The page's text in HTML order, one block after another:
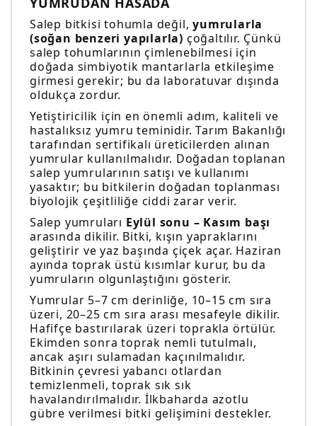
Salep bitkisi tohumla değil,yumrularla
(soğan benzeri yapılarla) çoğaltılır. Çünkü
salep tohumlarının çimlenebilmesi için
doğada simbiyotik mantarlarla etkileşime
girmesi gerekir; bu da laboratuvar dışında
oldukça zordur.
Yetiştiricilik için en önemli adım, kaliteli ve
hastalıksız yumru teminidir. Tarım Bakanlığı
tarafından sertifikalı üreticilerden alınan
yumrular kullanılmalıdır. Doğadan toplanan
salep yumrularının satışı ve kullanımı
yasaktır; bu bitkilerin doğadan toplanması
biyolojik çeşitliliğe ciddi zarar verir.
Salep yumruları Eylül sonu – Kasım başı
arasında dikilir. Bitki, kışın yapraklarını
geliştirir ve yaz başında çiçek açar. Haziran
ayında toprak üstü kısımlar kurur, bu da
yumruların olgunlaştığını gösterir.
Yumrular 5–7 cm derinliğe, 10–15 cm sıra
üzeri, 20–25 cm sıra arası mesafeyle dikilir.
Hafifçe bastırılarak üzeri toprakla örtülür.
Ekimden sonra toprak nemli tutulmalı,
ancak aşırı sulamadan kaçınılmalıdır.
Bitkinin çevresi yabancı otlardan
temizlenmeli, toprak sık sık
havalandırılmalıdır. İlkbaharda azotlu
gübre verilmesi bitki gelişimini destekler.